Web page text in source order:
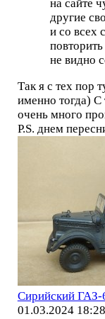
на сайте
другие
и со всех
не видно
Так я с тех пор
именно тогда) С
очень много
P.S. днем
Сирийский
01.03.2024 18:28